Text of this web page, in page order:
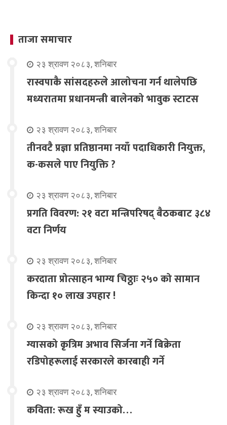
ताजा समाचार
२३ श्रावण २०८३, शनिबार
रास्वपाकै सांसदहरुले आलोचना गर्न थालेपछि
मध्यरातमा प्रधानमन्त्री बालेनको भावुक स्टाटस
२३ श्रावण २०८३, शनिबार
तीनवटै प्रज्ञा प्रतिष्ठानमा नयाँ पदाधिकारी नियुक्त,
क-कसले पाए नियुक्ति ?
२३ श्रावण २०८३, शनिबार
प्रगति विवरण: २१ वटा मन्त्रिपरिषद् बैठकबाट ३८४
वटा निर्णय
२३ श्रावण २०८३, शनिबार
करदाता प्रोत्साहन भाग्य चिठ्ठाः २५० को सामान
किन्दा १० लाख उपहार !
२३ श्रावण २०८३, शनिबार
ग्यासको कृत्रिम अभाव सिर्जना गर्ने बिक्रेता
रडिपोहरूलाई सरकारले कारबाही गर्ने
२३ श्रावण २०८३, शनिबार
कविता: रूख हुँ म स्याउको…